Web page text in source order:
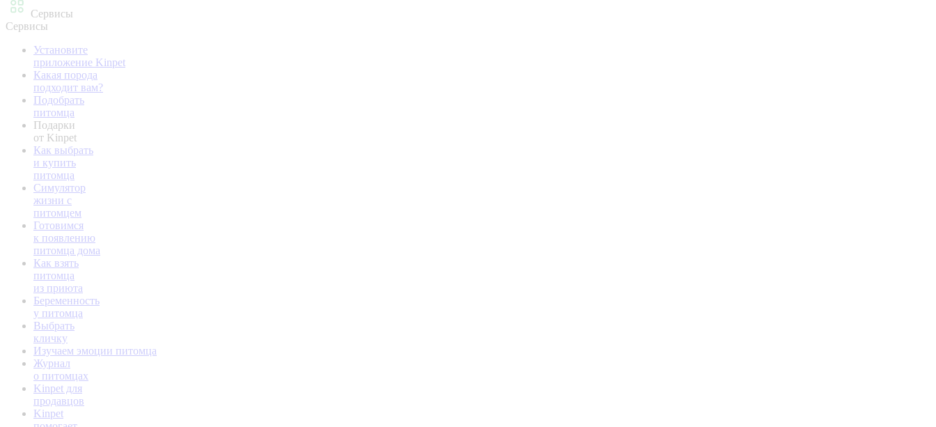
Сервисы
Сервисы
Установите
приложение Kinpet
Какая порода
подходит вам?
Подобрать
питомца
Подарки
от Kinpet
Как выбрать
и купить
питомца
Симулятор
жизни с
питомцем
Готовимся
к появлению
питомца дома
Как взять
питомца
из приюта
Беременность
у питомца
Выбрать
кличку
Изучаем эмоции питомца
Журнал
о питомцах
Kinpet для
продавцов
Kinpet